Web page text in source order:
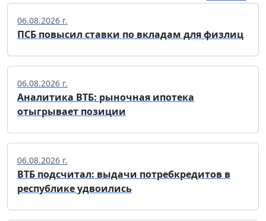
06.08.2026 г.
ПСБ повысил ставки по вкладам для физлиц
06.08.2026 г.
Аналитика ВТБ: рыночная ипотека
отыгрывает позиции
06.08.2026 г.
ВТБ подсчитал: выдачи потребкредитов в
республике удвоились